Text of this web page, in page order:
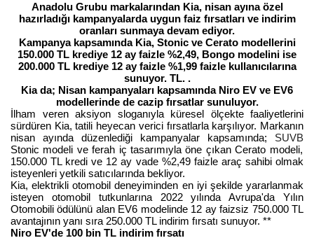
Anadolu Grubu markalarından Kia, nisan ayına özel
hazırladığı kampanyalarda uygun faiz fırsatları ve indirim
oranları sunmaya devam ediyor.
Kampanya kapsamında Kia, Stonic ve Cerato modellerini
150.000 TL krediye 12 ay faizle %2,49, Bongo modelini ise
200.000 TL krediye 12 ay faizle %1,99 faizle kullanıcılarına
sunuyor. TL. .
Kia da; Nisan kampanyaları kapsamında Niro EV ve EV6
modellerinde de cazip fırsatlar sunuluyor.
İlham veren aksiyon sloganıyla küresel ölçekte faaliyetlerini
sürdüren Kia, tatili heyecan verici fırsatlarla karşılıyor. Markanın
nisan ayında düzenlediği kampanyalar kapsamında; SUVB
Stonic modeli ve ferah iç tasarımıyla öne çıkan Cerato modeli,
150.000 TL kredi ve 12 ay vade %2,49 faizle araç sahibi olmak
isteyenleri yetkili satıcılarında bekliyor.
Kia, elektrikli otomobil deneyiminden en iyi şekilde yararlanmak
isteyen otomobil tutkunlarına 2022 yılında Avrupa'da Yılın
Otomobili ödülünü alan EV6 modelinde 12 ay faizsiz 750.000 TL
avantajının yanı sıra 250.000 TL indirim fırsatı sunuyor. **
Niro EV'de 100 bin TL indirim fırsatı